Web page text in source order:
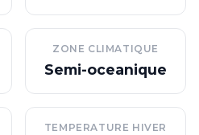
ZONE CLIMATIQUE
Semi-oceanique
TEMPERATURE HIVER